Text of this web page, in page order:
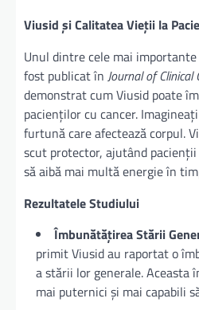
Viusid și Calitatea Vieții la
Unul dintre cele mai
fost publicat în Journal of Clinical
demonstrat cum Viusid poate
pacienților cu cancer.
furtună care afectează corpul.
scut protector, ajutând
să aibă mai multă energie în
Rezultatele Studiului
Îmbunătățirea Stării
primit Viusid au raportat o
a stării lor generale. Aceasta
mai puternici și mai capabili